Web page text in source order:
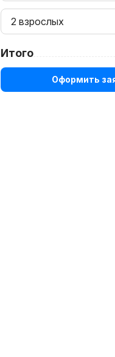
2 взрослых
Итого
Оформить